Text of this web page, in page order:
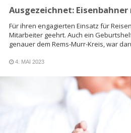
Ausgezeichnet: Eisenbahner
Für ihren engagierten Einsatz für
Mitarbeiter geehrt. Auch ein
genauer dem Rems-Murr-Kreis, war
4. MAI 2023